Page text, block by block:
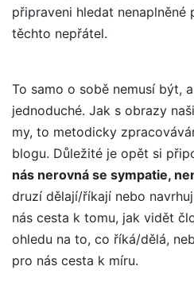
připraveni hledat
těchto nepřátel.
To samo o sobě nemusí být,
jednoduché. Jak s obrazy
my, to metodicky
blogu. Důležité je opět si
nás nerovná se sympatie,
druzí dělají/říkají nebo
nás cesta k tomu, jak vidět
ohledu na to, co říká/dělá,
pro nás cesta k míru.